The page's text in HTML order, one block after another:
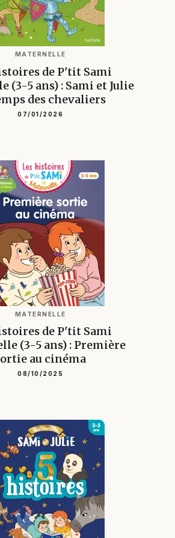
MATERNELLE
de P'tit Sami
(3-5 ans) : Sami et Julie
des chevaliers
07/01/2026
MATERNELLE
de P'tit Sami
(3-5 ans) : Première
au cinéma
08/10/2025